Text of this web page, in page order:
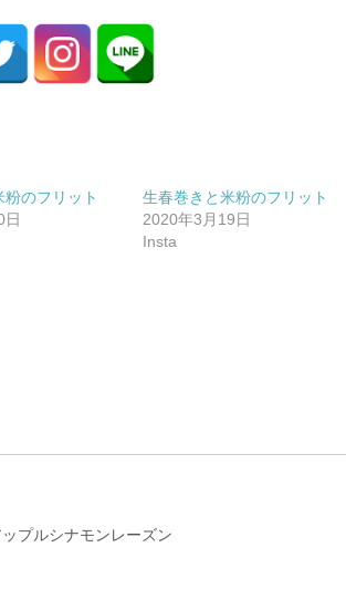
のフリット
生春巻きと米粉のフリット
2020年3月19日
Insta
プルシナモンレーズン